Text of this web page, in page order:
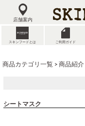
店舗案内
スキンフードとは ご利用ガイド
商品カテゴリ一覧 > 商品紹介
シートマスク